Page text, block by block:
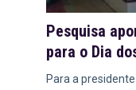
Pesquisa
para o Dia
Para a